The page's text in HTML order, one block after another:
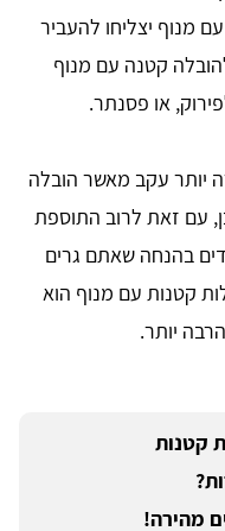
מנוף יצליחו להעביר
קטנה עם מנוף
או פסנתר.
יותר עקב מאשר הובלה
עם זאת לרוב התוספת
בהנחה שאתם גרים
הובלות קטנות עם מנוף הוא
יותר.
קטנות
מהירה!